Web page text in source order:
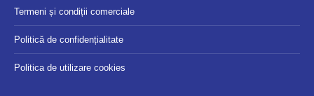
Termeni și condiții comerciale
Politică de confidențialitate
Politica de utilizare cookies